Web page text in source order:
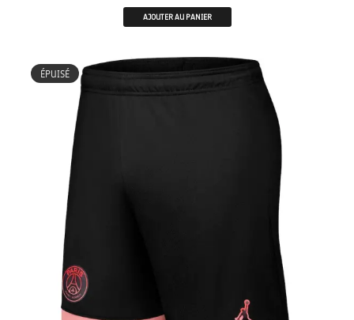
AJOUTER AU PANIER
ÉPUISÉ